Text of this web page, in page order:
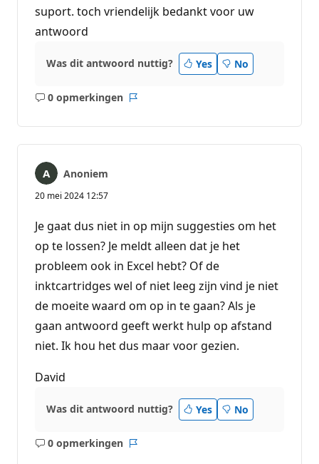
suport. toch vriendelijk bedankt voor uw
antwoord
Was dit antwoord nuttig? Yes No
0 opmerkingen
Geen
Anoniem
20 mei 2024 12:57
Je gaat dus niet in op mijn suggesties om het
op te lossen? Je meldt alleen dat je het
probleem ook in Excel hebt? Of de
inktcartridges wel of niet leeg zijn vind je niet
de moeite waard om op in te gaan? Als je
gaan antwoord geeft werkt hulp op afstand
niet. Ik hou het dus maar voor gezien.
David
Was dit antwoord nuttig? Yes No
0 opmerkingen
Geen